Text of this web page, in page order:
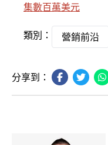
集數百萬美元
類別： 營銷前沿
分享到：